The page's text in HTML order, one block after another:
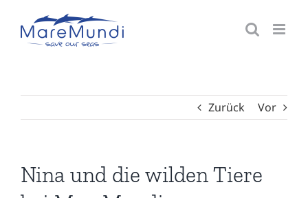
Inhalt
springen
Zurück Vor
Nina und die wilden Tiere